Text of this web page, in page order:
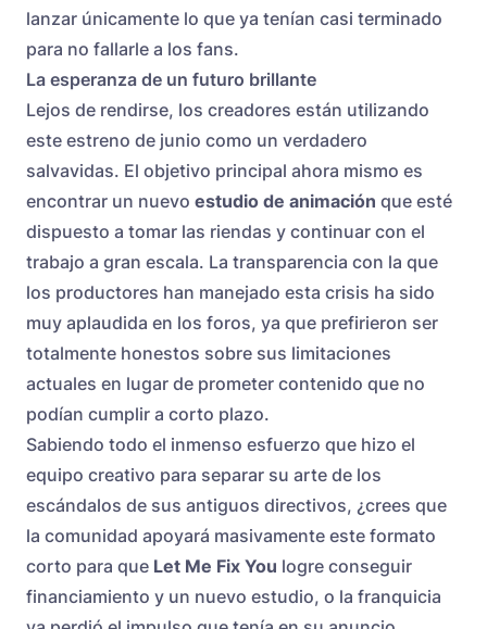
lanzar únicamente lo que ya tenían casi terminado
para no fallarle a los fans.
La esperanza de un futuro brillante
Lejos de rendirse, los creadores están utilizando
este estreno de junio como un verdadero
salvavidas. El objetivo principal ahora mismo es
encontrar un nuevo estudio de animación que esté
dispuesto a tomar las riendas y continuar con el
trabajo a gran escala. La transparencia con la que
los productores han manejado esta crisis ha sido
muy aplaudida en los foros, ya que prefirieron ser
totalmente honestos sobre sus limitaciones
actuales en lugar de prometer contenido que no
podían cumplir a corto plazo.
Sabiendo todo el inmenso esfuerzo que hizo el
equipo creativo para separar su arte de los
escándalos de sus antiguos directivos, ¿crees que
la comunidad apoyará masivamente este formato
corto para que Let Me Fix You logre conseguir
financiamiento y un nuevo estudio, o la franquicia